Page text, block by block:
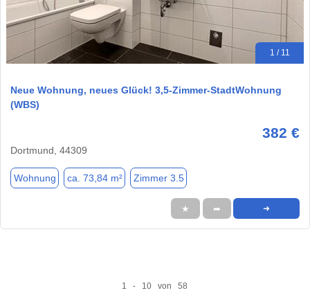
1 / 11
Neue Wohnung, neues Glück! 3,5-Zimmer-StadtWohnung
(WBS)
382 €
Dortmund, 44309
Wohnung ca. 73,84 m² Zimmer 3.5
★ ➦ ➜
1 - 10 von 58